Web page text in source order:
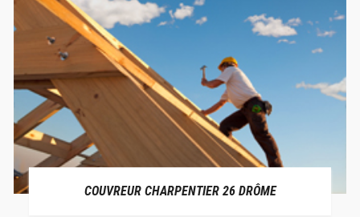
COUVREUR CHARPENTIER 26 DRÔME